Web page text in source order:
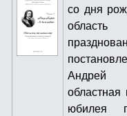
со дня
Андрей
областная
юбилея